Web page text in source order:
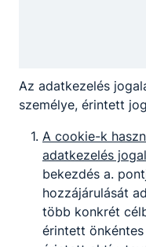
Megosztás
Az adatkezelés
személye, érintett
A cookie-k
adatkezelés
bekezdés a.
hozzájárulását
több konkrét
érintett